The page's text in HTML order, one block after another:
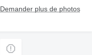
Demander plus de photos